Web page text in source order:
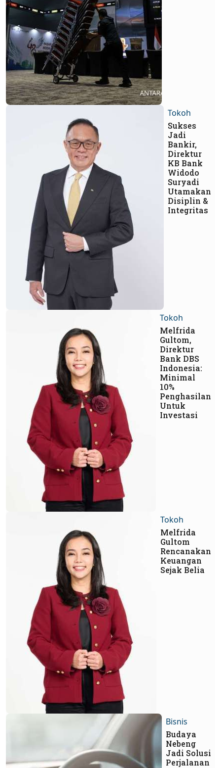
Tokoh
Sukses
Jadi
Bankir,
Direktur
KB Bank
Widodo
Suryadi
Utamakan
Disiplin &
Integritas
Tokoh
Melfrida
Gultom,
Direktur
Bank DBS
Indonesia:
Minimal
10%
Penghasilan
Untuk
Investasi
Tokoh
Melfrida
Gultom
Rencanakan
Keuangan
Sejak Belia
Bisnis
Budaya
Nebeng
Jadi Solusi
Perjalanan